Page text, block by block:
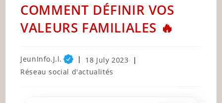
COMMENT DÉFINIR VOS
VALEURS FAMILIALES 🔥
Post
author:
JeunInfo.J.l.
Post
published:
18 July 2023
Post
Réseau social d'actualités